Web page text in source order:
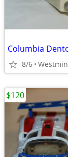
8/6
$120